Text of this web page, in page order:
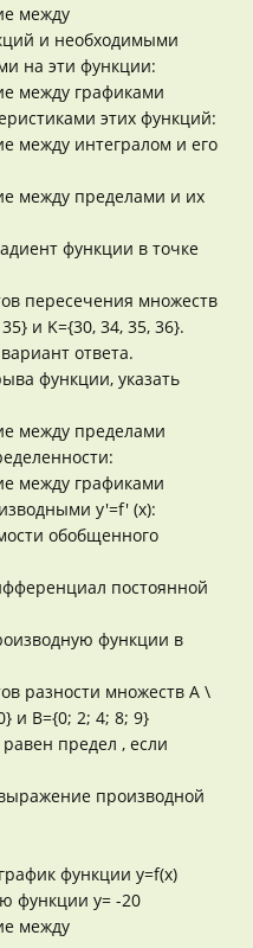
между
и необходимыми
на эти функции:
между графиками
этих функций:
между интегралом и его
между пределами и их
функции в точке
пересечения множеств
и K={30, 34, 35, 36}.
ответа.
функции, указать
между пределами
между графиками
y'=f' (x):
обобщенного
постоянной
функции в
разности множеств А \
и В={0; 2; 4; 8; 9}
предел , если
производной
функции y=f(x)
функции y= -20
между